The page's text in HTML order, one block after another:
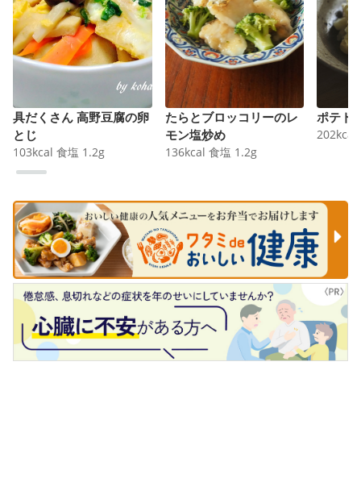
具だくさん 高野豆腐の卵
とじ
103kcal 食塩 1.2g
たらとブロッコリーのレ
モン塩炒め
136kcal 食塩 1.2g
ポテト
202kcal